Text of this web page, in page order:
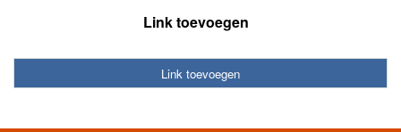
Link toevoegen
Link toevoegen